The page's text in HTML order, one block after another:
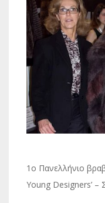
1ο Πανελλήνιο
Young Designers’ –